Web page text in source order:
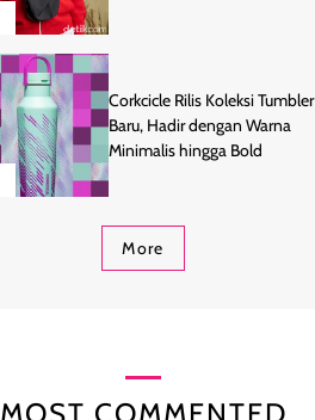
Corkcicle Rilis Koleksi Tumbler
Baru, Hadir dengan Warna
Minimalis hingga Bold
More